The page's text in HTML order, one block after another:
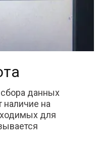
данных
наличие на
для